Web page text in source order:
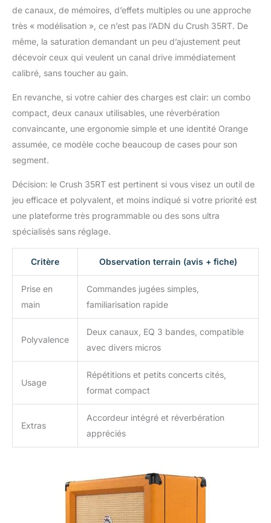
de canaux, de mémoires, d’effets multiples ou une approche
très « modélisation », ce n’est pas l’ADN du Crush 35RT. De
même, la saturation demandant un peu d’ajustement peut
décevoir ceux qui veulent un canal drive immédiatement
calibré, sans toucher au gain.
En revanche, si votre cahier des charges est clair: un combo
compact, deux canaux utilisables, une réverbération
convaincante, une ergonomie simple et une identité Orange
assumée, ce modèle coche beaucoup de cases pour son
segment.
Décision: le Crush 35RT est pertinent si vous visez un outil de
jeu efficace et polyvalent, et moins indiqué si votre priorité est
une plateforme très programmable ou des sons ultra
spécialisés sans réglage.
Critère Observation terrain (avis + fiche)
Prise en
main
Commandes jugées simples,
familiarisation rapide
Polyvalence
Deux canaux, EQ 3 bandes, compatible
avec divers micros
Usage
Répétitions et petits concerts cités,
format compact
Extras
Accordeur intégré et réverbération
appréciés